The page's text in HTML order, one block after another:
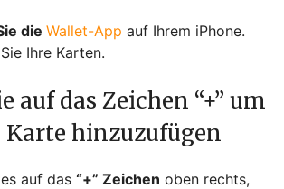
die Wallet-App auf Ihrem iPhone.
Ihre Karten.
auf das Zeichen “+” um
Karte hinzuzufügen
auf das “+” Zeichen oben rechts,